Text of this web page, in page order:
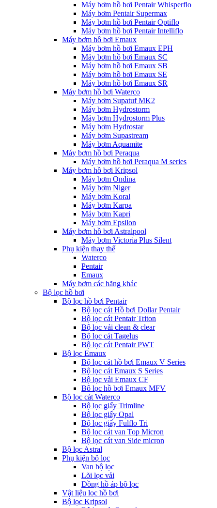
Máy bơm hồ bơi Pentair Whisperflo
Máy bơm Pentair Supermax
Máy bơm hồ bơi Pentair Optiflo
Máy bơm hồ bơi Pentair Intelliflo
Máy bơm hồ bơi Emaux
Máy bơm hồ bơi Emaux EPH
Máy bơm hồ bơi Emaux SC
Máy bơm hồ bơi Emaux SB
Máy bơm hồ bơi Emaux SE
Máy bơm hồ bơi Emaux SR
Máy bơm hồ bơi Waterco
Máy bơm Supatuf MK2
Máy bơm Hydrostorm
Máy bơm Hydrostorm Plus
Máy bơm Hydrostar
Máy bơm Supastream
Máy bơm Aquamite
Máy bơm hồ bơi Peraqua
Máy bơm hồ bơi Peraqua M series
Máy bơm hồ bơi Kripsol
Máy bơm Ondina
Máy bơm Niger
Máy bơm Koral
Máy bơm Karpa
Máy bơm Kapri
Máy bơm Epsilon
Máy bơm hồ bơi Astralpool
Máy bơm Victoria Plus Silent
Phụ kiện thay thế
Waterco
Pentair
Emaux
Máy bơm các hãng khác
Bộ lọc hồ bơi
Bộ lọc hồ bơi Pentair
Bộ lọc cát Hồ bơi Dollar Pentair
Bộ lọc cát Pentair Triton
Bộ lọc vải clean & clear
Bộ lọc cát Tagelus
Bộ lọc cát Pentair PWT
Bộ lọc Emaux
Bộ lọc cát hồ bơi Emaux V Series
Bộ lọc cát Emaux S Series
Bộ lọc vải Emaux CF
Bô lọc hồ bơi Emaux MFV
Bộ lọc cát Waterco
Bộ lọc giấy Trimline
Bộ lọc giấy Opal
Bộ lọc giấy Fulflo Tri
Bộ lọc cát van Top Micron
Bộ lọc cát van Side micron
Bộ lọc Astral
Phụ kiện bộ lọc
Van bộ lọc
Lõi lọc vải
Đồng hồ áp bộ lọc
Vật liệu lọc hồ bơi
Bộ lọc Kripsol